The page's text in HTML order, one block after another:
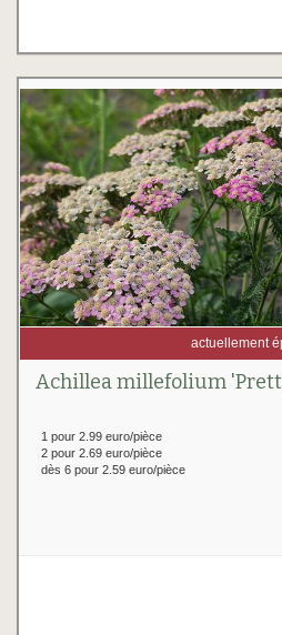
actuellement
Achillea millefolium
1 pour 2.99 euro/pièce
2 pour 2.69 euro/pièce
dès 6 pour 2.59 euro/pièce